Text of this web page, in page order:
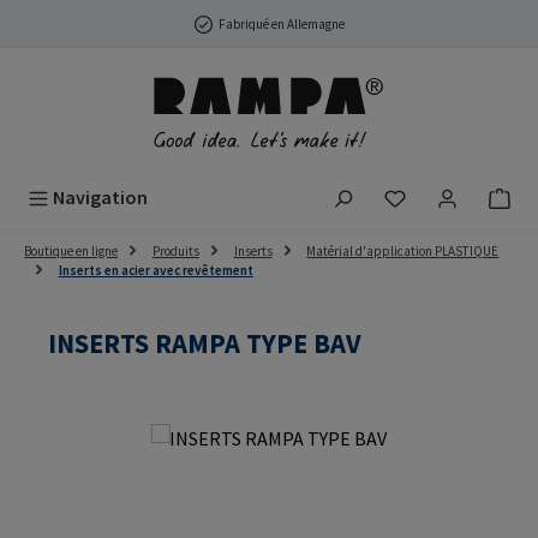
Passer au contenu principalFabriqué en Allemagne
Navigation Vous avez 0
Boutique en ligne Produits Inserts
Matérial d'application PLASTIQUE
Inserts en acier avec revêtement
INSERTS RAMPA TYPE BAV
Ignorer la galerie d'images